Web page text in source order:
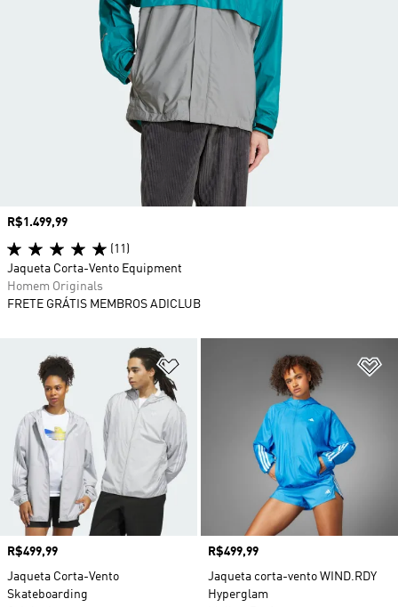
Adicionar à Lista de Desejos
Preço
R$499,99
Jaqueta Corta-Vento
Skateboarding
Preço
R$499,99
Jaqueta corta-vento WIND.RDY
Hyperglam
Preço
R$1.499,99
(11)
Jaqueta Corta-Vento Equipment
Homem Originals
FRETE GRÁTIS MEMBROS ADICLUB